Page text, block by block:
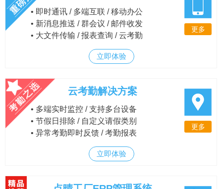
• 即时通讯 / 多端互联 / 移动办公
• 新消息推送 / 群会议 / 邮件收发
• 大文件传输 / 报表查询 / 云考勤
更多
立即体验
云考勤解决方案
• 多端实时监控 / 支持多台设备
• 节假日排除 / 自定义请假类别
• 异常考勤即时反馈 / 考勤报表
更多
立即体验